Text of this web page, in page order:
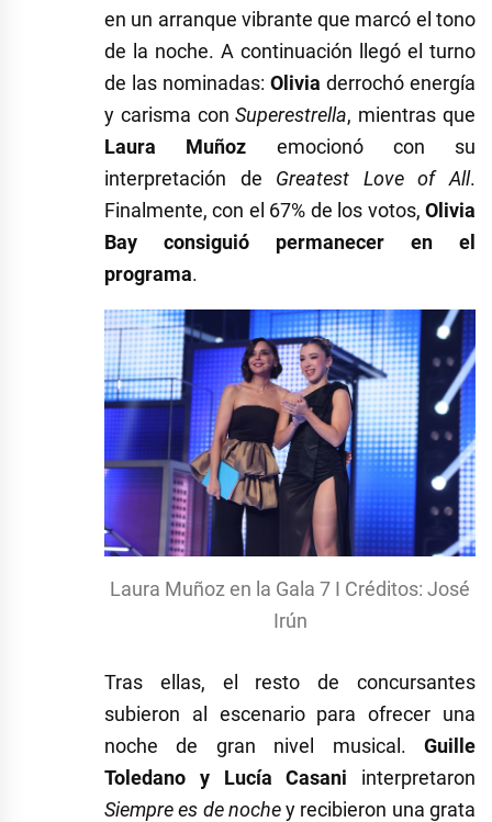
en un arranque vibrante que marcó el tono
de la noche. A continuación llegó el turno
de las nominadas: Olivia derrochó energía
y carisma conSuperestrella, mientras que
Laura Muñoz emocionó con su
interpretación de Greatest Love of All.
Finalmente, con el 67% de los votos, Olivia
Bay consiguió permanecer en el
programa.
Laura Muñoz en la Gala 7 I Créditos: José
Irún
Tras ellas, el resto de concursantes
subieron al escenario para ofrecer una
noche de gran nivel musical. Guille
Toledano y Lucía Casani interpretaron
Siempre es de nochey recibieron una grata